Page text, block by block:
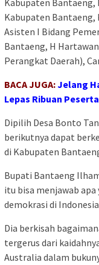
Kabupaten Bantaeng,
Kabupaten Bantaeng,
Asisten I Bidang
Bantaeng, H
Perangkat Daerah),
BACA JUGA:Jelang
Lepas Ribuan
Dipilih Desa Bonto
berikutnya dapat
di Kabupaten
Bupati Bantaeng
itu bisa menjawab
demokrasi di
Dia berkisah
tergerus dari
Australia dalam